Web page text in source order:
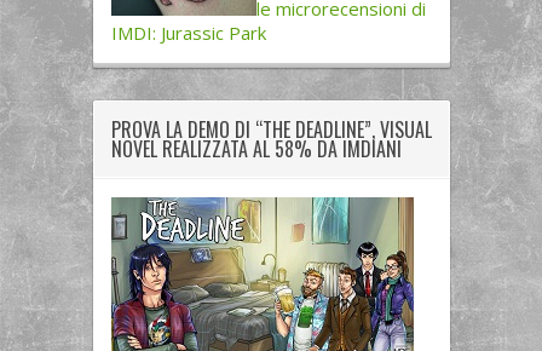
le microrecensioni di
IMDI: Jurassic Park
PROVA LA DEMO DI “THE DEADLINE”, VISUAL
NOVEL REALIZZATA AL 58% DA IMDIANI